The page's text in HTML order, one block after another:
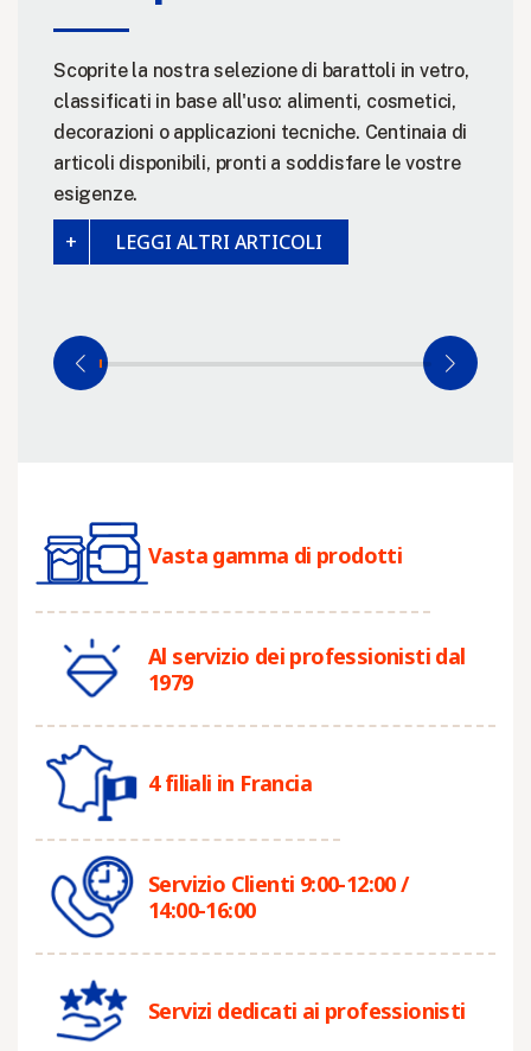
Scoprite la nostra selezione di barattoli in vetro,
classificati in base all'uso: alimenti, cosmetici,
decorazioni o applicazioni tecniche. Centinaia di
articoli disponibili, pronti a soddisfare le vostre
esigenze.
LEGGI ALTRI ARTICOLI
Vasta gamma di prodotti
Al servizio dei professionisti dal
1979
4 filiali in Francia
Servizio Clienti 9:00-12:00 /
14:00-16:00
Servizi dedicati ai professionisti